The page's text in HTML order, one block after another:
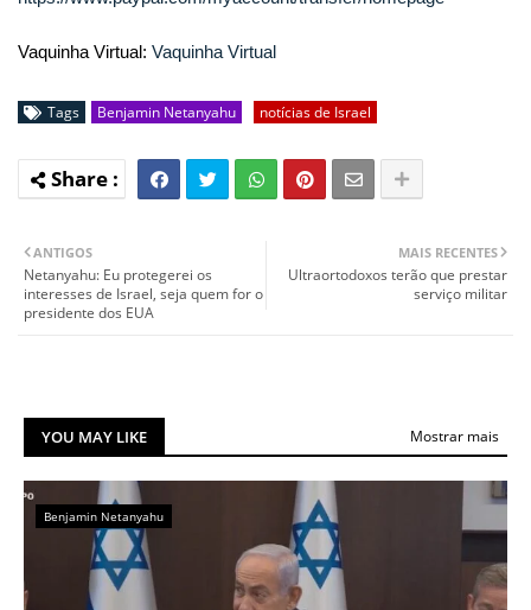
Vaquinha Virtual: Vaquinha Virtual
Tags Benjamin Netanyahu notícias de Israel
MAIS RECENTES
Ultraortodoxos terão que prestar
serviço militar
ANTIGOS
Netanyahu: Eu protegerei os
interesses de Israel, seja quem for o
presidente dos EUA
YOU MAY LIKE Mostrar mais
Benjamin Netanyahu